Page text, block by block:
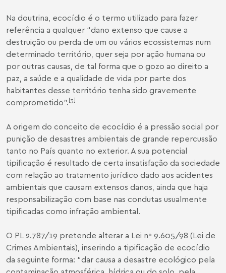
Na doutrina, ecocídio é o termo utilizado para fazer
referência a qualquer “dano extenso que cause a
destruição ou perda de um ou vários ecossistemas num
determinado território, quer seja por ação humana ou
por outras causas, de tal forma que o gozo ao direito a
paz, a saúde e a qualidade de vida por parte dos
habitantes desse território tenha sido gravemente
comprometido”.[3]
A origem do conceito de ecocídio é a pressão social por
punição de desastres ambientais de grande repercussão
tanto no País quanto no exterior. A sua potencial
tipificação é resultado de certa insatisfação da sociedade
com relação ao tratamento jurídico dado aos acidentes
ambientais que causam extensos danos, ainda que haja
responsabilização com base nas condutas usualmente
tipificadas como infração ambiental.
O PL 2.787/19 pretende alterar a Lei nº 9.605/98 (Lei de
Crimes Ambientais), inserindo a tipificação de ecocídio
da seguinte forma: “dar causa a desastre ecológico pela